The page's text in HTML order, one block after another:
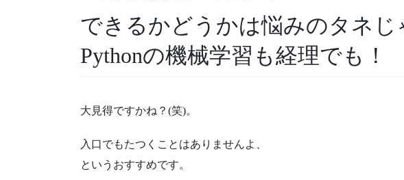
できるかどうかは悩みのタネじ
Pythonの機械学習も経理でも！
大見得ですかね？(笑)。
入口でもたつくことはありませんよ、
というおすすめです。